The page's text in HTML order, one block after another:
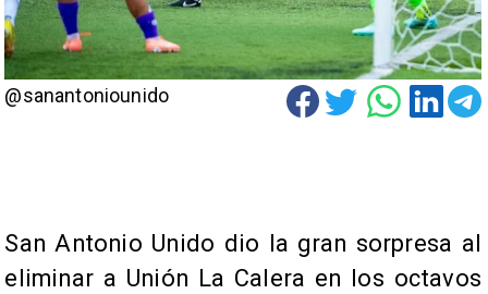
@sanantoniounido
San Antonio Unido dio la gran sorpresa al
eliminar a Unión La Calera en los octavos